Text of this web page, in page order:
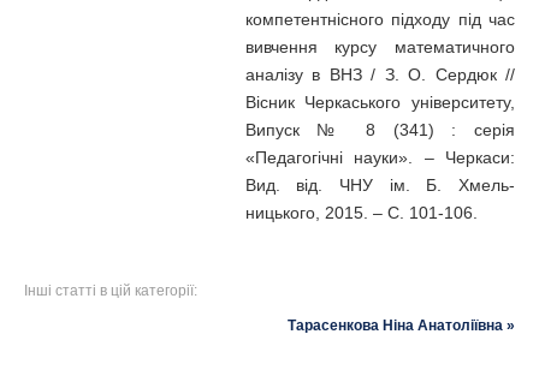
компетентнісного підходу під час
вивчення курсу математичного
аналізу в ВНЗ / З. О. Сердюк //
Вісник Черкаського університету,
Випуск № 8 (341) : серія
«Педагогічні науки». – Черкаси:
Вид. від. ЧНУ ім. Б. Хмель-
ницького, 2015. – С. 101-106.
Інші статті в цій категорії:
Тарасенкова Ніна Анатоліївна »